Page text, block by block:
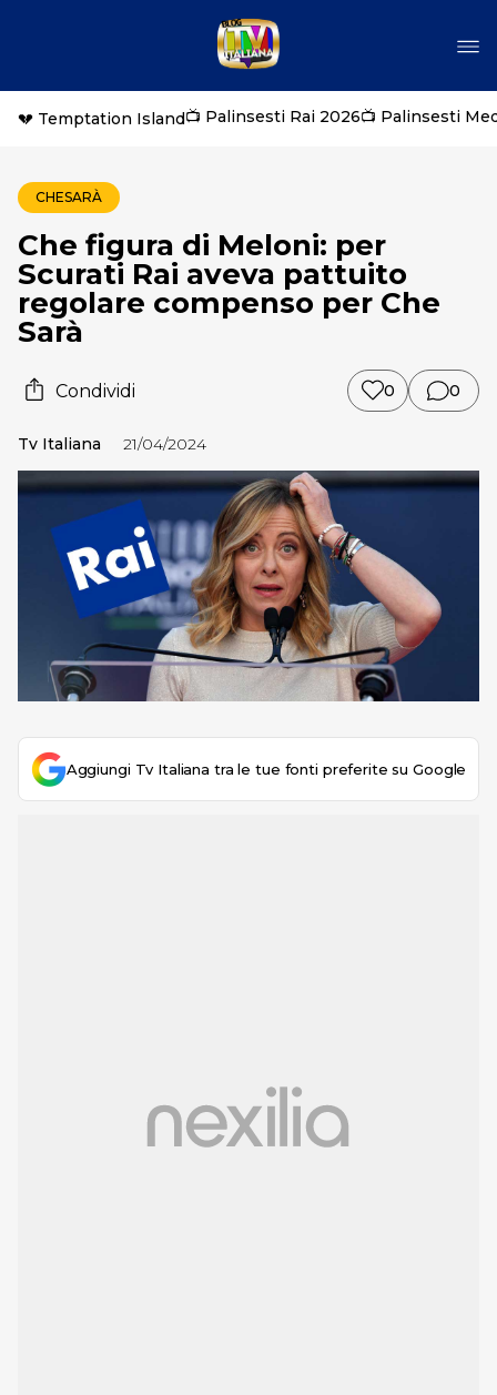
💔 Temptation Island📺 Palinsesti Rai 2026📺 Palinsesti
CHESARÀ
Che figura di Meloni: per
Scurati Rai aveva pattuito
regolare compenso per Che
Sarà
Condividi 0 0
Tv Italiana 21/04/2024
Aggiungi Tv Italiana tra le tue fonti preferite su Google